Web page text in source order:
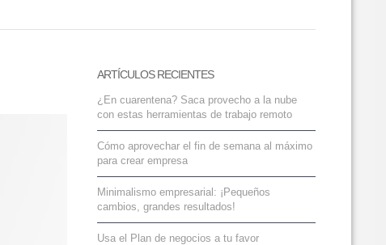
ARTÍCULOS RECIENTES
¿En cuarentena? Saca provecho a la nube
con estas herramientas de trabajo remoto
Cómo aprovechar el fin de semana al máximo
para crear empresa
Minimalismo empresarial: ¡Pequeños
cambios, grandes resultados!
Usa el Plan de negocios a tu favor